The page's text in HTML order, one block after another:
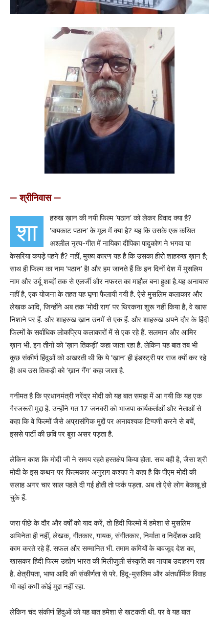
— श्रीनिवास —
शा
हरुख ख़ान की नयी फिल्म ‘पठान’ को लेकर विवाद क्या है?
‘बायकाट पठान’ के मूल में क्या है? यह कि उसके एक कथित
अश्लील नृत्य-गीत में नायिका दीपिका पादुकोण ने भगवा या
केसरिया कपड़े पहने हैं? नहीं, मुख्य कारण यह है कि उसका हीरो शाहरुख ख़ान है;
साथ ही फिल्म का नाम ‘पठान’ है! और हम जानते हैं कि इन दिनों देश में मुसलिम
नाम और उर्दू शब्दों तक से एलर्जी और नफरत का माहौल बना हुआ है.यह अनायास
नहीं है, एक योजना के तहत यह घृणा फैलायी गयी है. ऐसे मुसलिम कलाकार और
लेखक आदि, जिन्होंने अब तक ‘मोदी राग’ पर थिरकना शुरू नहीं किया है, वे खास
निशाने पर हैं. और शाहरुख ख़ान उनमें से एक हैं. और शाहरुख अपने दौर के हिंदी
फिल्मों के सर्वाधिक लोकप्रिय कलाकारों में से एक रहे हैं. सलमान और आमिर
ख़ान भी. इन तीनों को ‘ख़ान तिकड़ी’ कहा जाता रहा है. लेकिन यह बात तब भी
कुछ संकीर्ण हिंदुओं को अखरती थी कि ये ‘ख़ान’ ही इंडस्ट्री पर राज क्यों कर रहे
हैं! अब उस तिकड़ी को ‘ख़ान गैंग’ कहा जाता है.
गनीमत है कि प्रधानमंत्री नरेंद्र मोदी को यह बात समझ में आ गयी कि यह एक
गैरजरूरी मुद्दा है. उन्होंने गत 17 जनवरी को भाजपा कार्यकर्ताओं और नेताओं से
कहा कि वे फिल्मों जैसे अप्रासंगिक मुद्दों पर अनावश्यक टिप्पणी करने से बचें,
इससे पार्टी की छवि पर बुरा असर पड़ता है.
लेकिन काश कि मोदी जी ने समय रहते हस्तक्षेप किया होता. सच वही है, जैसा श्री
मोदी के इस कथन पर फिल्मकार अनुराग कश्यप ने कहा है कि पीएम मोदी की
सलाह अगर चार साल पहले दी गई होती तो फर्क पड़ता. अब तो ऐसे लोग बेकाबू हो
चुके हैं.
जरा पीछे के दौर और वर्षों को याद करें, तो हिंदी फिल्मों में हमेशा से मुसलिम
अभिनेता ही नहीं, लेखक, गीतकार, गायक, संगीतकार, निर्माता व निर्देशक आदि
काम करते रहे हैं. सफल और सम्मानित भी. तमाम कमियों के बावजूद देश का,
खासकर हिंदी फिल्म उद्योग भारत की मिलीजुली संस्कृति का नायाब उदाहरण रहा
है. क्षेत्रीयता, भाषा आदि की संकीर्णता से परे. हिंदू-मुसलिम और अंतर्धार्मिक विवाह
भी वहां कभी कोई मुद्दा नहीं रहा.
लेकिन चंद संकीर्ण हिंदुओं को यह बात हमेशा से खटकती थी. पर वे यह बात